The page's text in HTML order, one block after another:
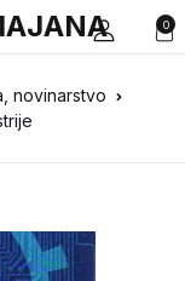
0
novinarstvo